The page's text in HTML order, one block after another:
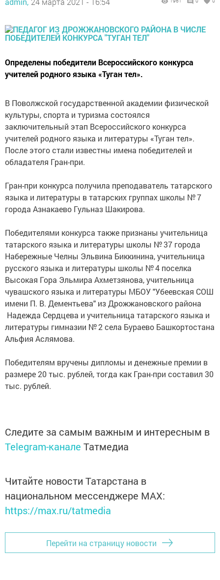
Определены победители Всероссийского конкурса
учителей родного языка «Туган тел».
В Поволжской государственной академии физической
культуры, спорта и туризма состоялся
заключительный этап Всероссийского конкурса
учителей родного языка и литературы «Туган тел».
После этого стали известны имена победителей и
обладателя Гран-при.
Гран-при конкурса получила преподаватель татарского
языка и литературы в татарских группах школы № 7
города Азнакаево Гульназ Шакирова.
Победителями конкурса также признаны учительница
татарского языка и литературы школы № 37 города
Набережные Челны Эльвина Биккинина, учительница
русского языка и литературы школы № 4 поселка
Высокая Гора Эльмира Ахметзянова, учительница
чувашского языка и литературы МБОУ "Убеевская СОШ
имени П. В. Дементьева" из Дрожжановского района
Надежда Сердцева и учительница татарского языка и
литературы гимназии № 2 села Бураево Башкортостана
Альфия Аслямова.
Победителям вручены дипломы и денежные премии в
размере 20 тыс. рублей, тогда как Гран-при составил 30
тыс. рублей.
Следите за самым важным и интересным в
Telegram-канале Татмедиа
Читайте новости Татарстана в
национальном мессенджере MАХ:
https://max.ru/tatmedia
Перейти на страницу новости